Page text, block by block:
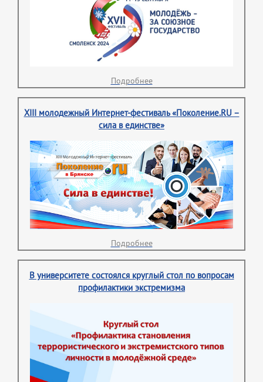
Подробнее
XIII молодежный Интернет-фестиваль «Поколение.RU –
сила в единстве»
Подробнее
В университете состоялся круглый стол по вопросам
профилактики экстремизма